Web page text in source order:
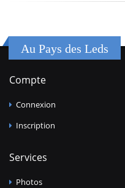
Au Pays des Leds
Compte
Connexion
Inscription
Services
Photos